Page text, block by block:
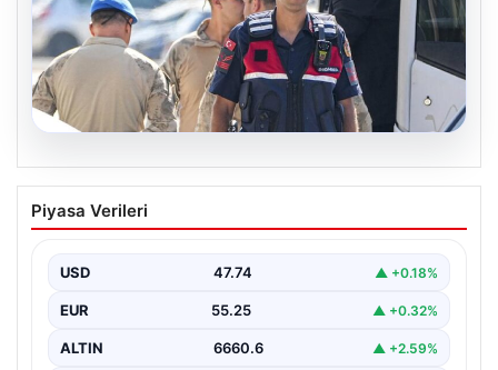
07.08.2026
Menderes Belediye Başkanı İlkay Çiçek
ve Diğer Şüpheliler Hakkında Tutuklama
İzmir Cumhuriyet Başsavcılığı'nın yürüttüğü kapsamlı
gerçekleşen usulsüzlük iddiaları gündemdeki yerini…
Piyasa Verileri
USD 47.74 ▲ +0.18%
EUR 55.25 ▲ +0.32%
ALTIN 6660.6 ▲ +2.59%